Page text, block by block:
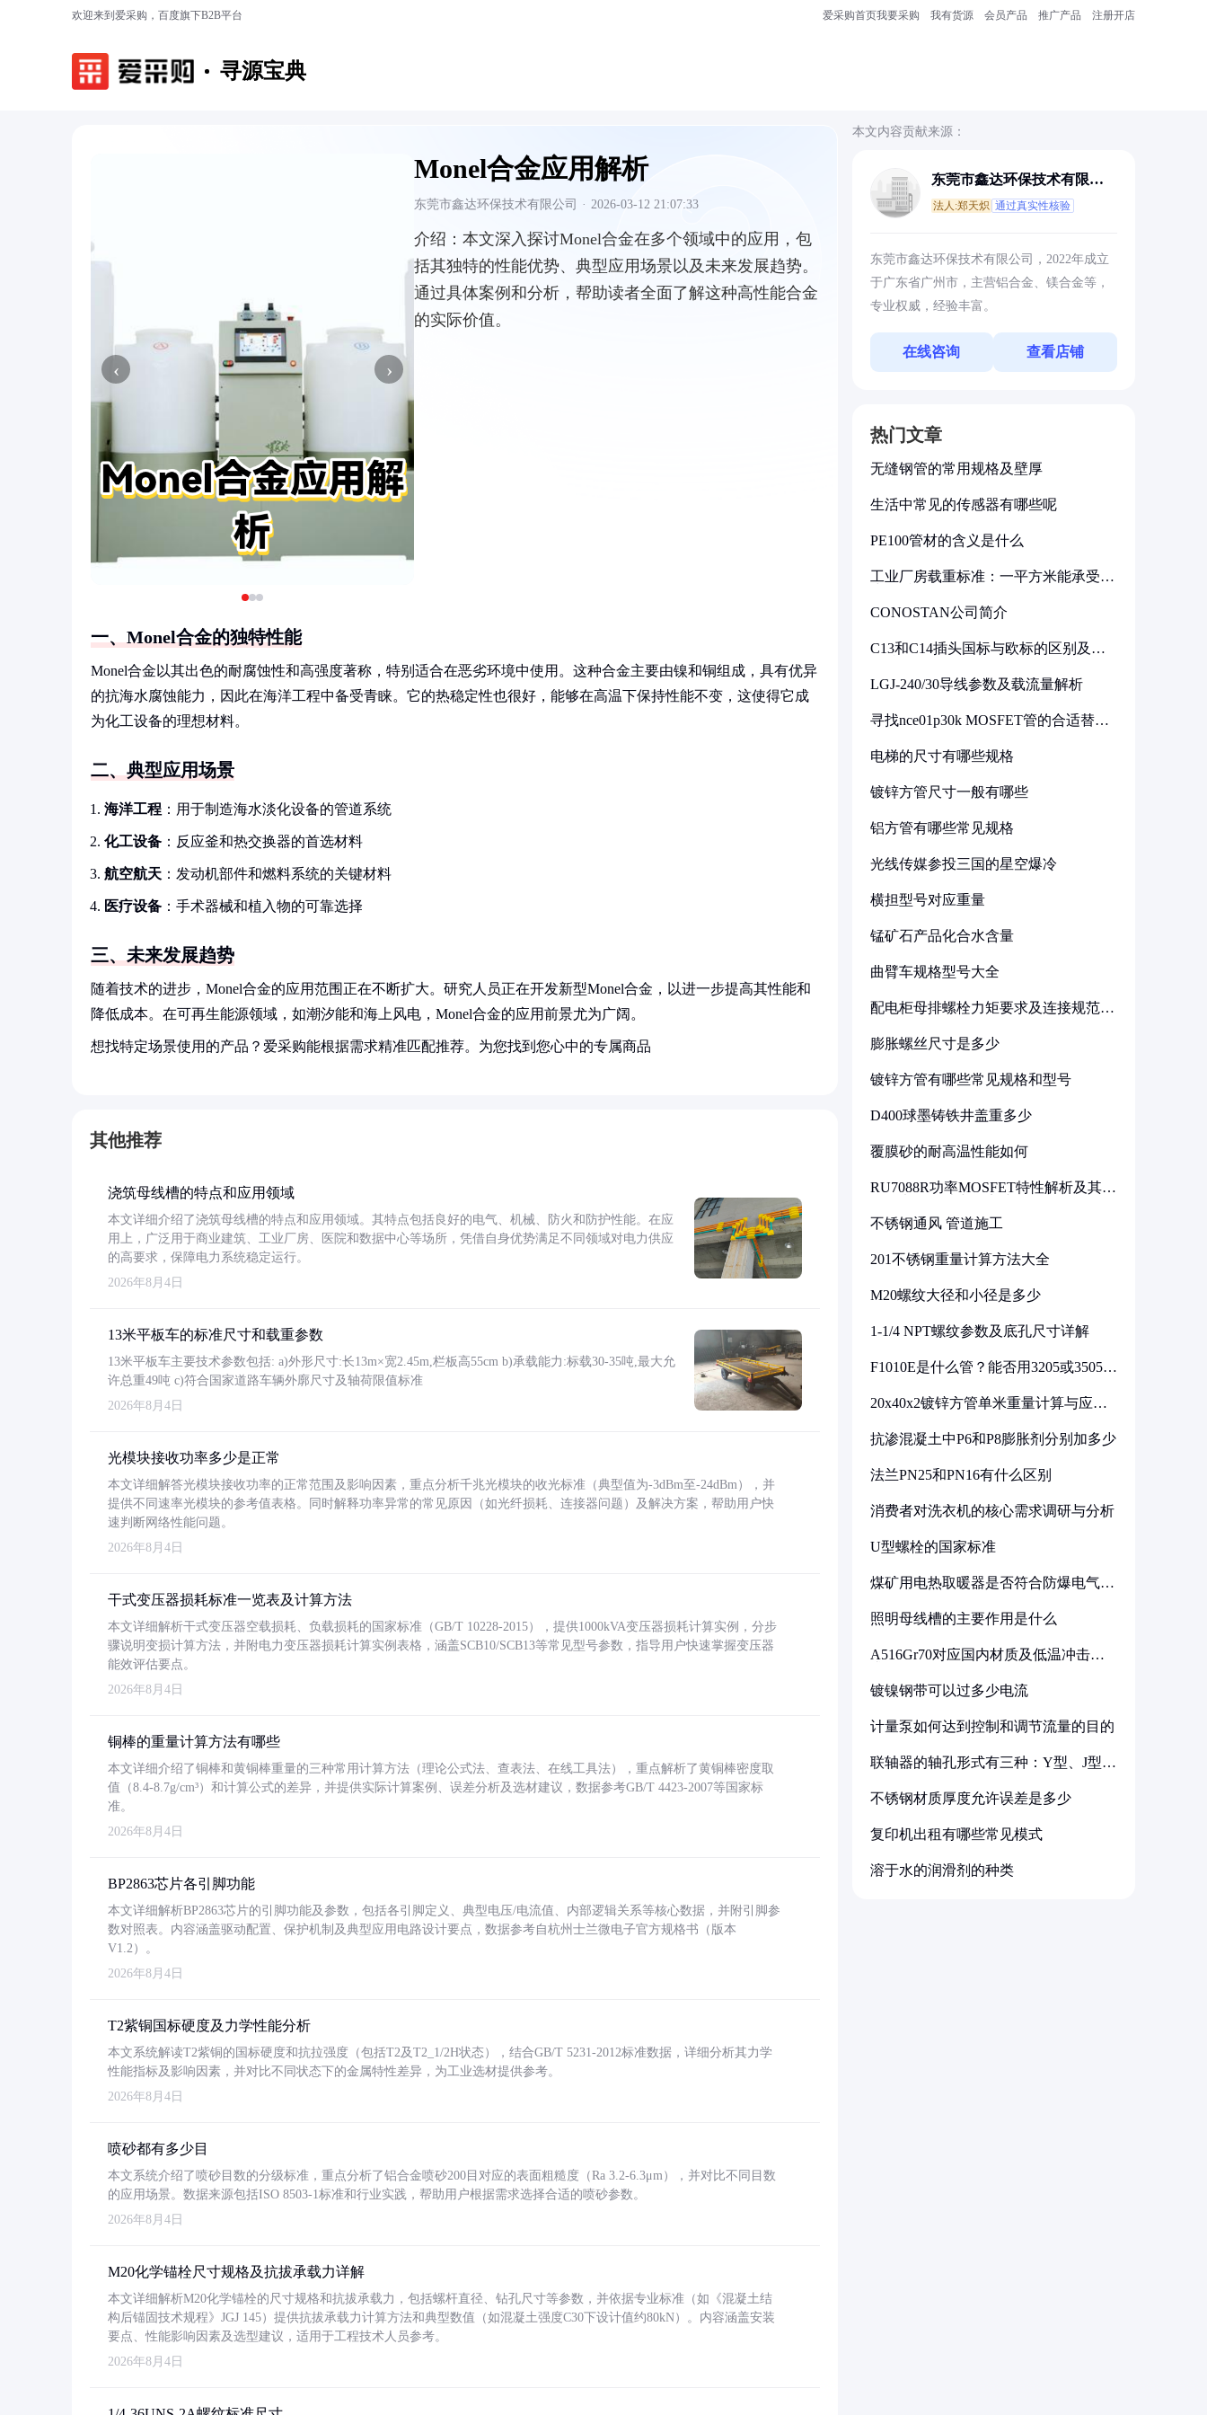
欢迎来到爱采购，百度旗下B2B平台 爱采购首页我要采购 我有货源 会员产品 推广产品 注册开店
寻源宝典
‹ ›
Monel合金应用解析
东莞市鑫达环保技术有限公司 · 2026-03-12 21:07:33
介绍： 本文深入探讨Monel合金在多个领域中的应用，包
括其独特的性能优势、典型应用场景以及未来发展趋势。
通过具体案例和分析，帮助读者全面了解这种高性能合金
的实际价值。
一、Monel合金的独特性能
Monel合金以其出色的耐腐蚀性和高强度著称，特别适合在恶劣环境中使用。这种合金主要由镍和铜组成，具有优异
的抗海水腐蚀能力，因此在海洋工程中备受青睐。它的热稳定性也很好，能够在高温下保持性能不变，这使得它成
为化工设备的理想材料。
二、典型应用场景
海洋工程 ：用于制造海水淡化设备的管道系统
化工设备 ：反应釜和热交换器的首选材料
航空航天 ：发动机部件和燃料系统的关键材料
医疗设备 ：手术器械和植入物的可靠选择
三、未来发展趋势
随着技术的进步，Monel合金的应用范围正在不断扩大。研究人员正在开发新型Monel合金，以进一步提高其性能和
降低成本。在可再生能源领域，如潮汐能和海上风电，Monel合金的应用前景尤为广阔。
想找特定场景使用的产品？爱采购能根据需求精准匹配推荐。为您找到您心中的专属商品
其他推荐
浇筑母线槽的特点和应用领域
本文详细介绍了浇筑母线槽的特点和应用领域。其特点包括良好的电气、机械、防火和防护性能。在应
用上，广泛用于商业建筑、工业厂房、医院和数据中心等场所，凭借自身优势满足不同领域对电力供应
的高要求，保障电力系统稳定运行。
2026年8月4日
13米平板车的标准尺寸和载重参数
13米平板车主要技术参数包括: a)外形尺寸:长13m×宽2.45m,栏板高55cm b)承载能力:标载30-35吨,最大允
许总重49吨 c)符合国家道路车辆外廓尺寸及轴荷限值标准
2026年8月4日
光模块接收功率多少是正常
本文详细解答光模块接收功率的正常范围及影响因素，重点分析千兆光模块的收光标准（典型值为-3dBm至-24dBm），并
提供不同速率光模块的参考值表格。同时解释功率异常的常见原因（如光纤损耗、连接器问题）及解决方案，帮助用户快
速判断网络性能问题。
2026年8月4日
干式变压器损耗标准一览表及计算方法
本文详细解析干式变压器空载损耗、负载损耗的国家标准（GB/T 10228-2015），提供1000kVA变压器损耗计算实例，分步
骤说明变损计算方法，并附电力变压器损耗计算实例表格，涵盖SCB10/SCB13等常见型号参数，指导用户快速掌握变压器
能效评估要点。
2026年8月4日
铜棒的重量计算方法有哪些
本文详细介绍了铜棒和黄铜棒重量的三种常用计算方法（理论公式法、查表法、在线工具法），重点解析了黄铜棒密度取
值（8.4-8.7g/cm³）和计算公式的差异，并提供实际计算案例、误差分析及选材建议，数据参考GB/T 4423-2007等国家标
准。
2026年8月4日
BP2863芯片各引脚功能
本文详细解析BP2863芯片的引脚功能及参数，包括各引脚定义、典型电压/电流值、内部逻辑关系等核心数据，并附引脚参
数对照表。内容涵盖驱动配置、保护机制及典型应用电路设计要点，数据参考自杭州士兰微电子官方规格书（版本
V1.2）。
2026年8月4日
T2紫铜国标硬度及力学性能分析
本文系统解读T2紫铜的国标硬度和抗拉强度（包括T2及T2_1/2H状态），结合GB/T 5231-2012标准数据，详细分析其力学
性能指标及影响因素，并对比不同状态下的金属特性差异，为工业选材提供参考。
2026年8月4日
喷砂都有多少目
本文系统介绍了喷砂目数的分级标准，重点分析了铝合金喷砂200目对应的表面粗糙度（Ra 3.2-6.3μm），并对比不同目数
的应用场景。数据来源包括ISO 8503-1标准和行业实践，帮助用户根据需求选择合适的喷砂参数。
2026年8月4日
M20化学锚栓尺寸规格及抗拔承载力详解
本文详细解析M20化学锚栓的尺寸规格和抗拔承载力，包括螺杆直径、钻孔尺寸等参数，并依据专业标准（如《混凝土结
构后锚固技术规程》JGJ 145）提供抗拔承载力计算方法和典型数值（如混凝土强度C30下设计值约80kN）。内容涵盖安装
要点、性能影响因素及选型建议，适用于工程技术人员参考。
2026年8月4日
本文内容贡献来源：
东莞市鑫达环保技术有限公
法人:郑天炽 通过真实性核验
东莞市鑫达环保技术有限公司，2022年成立
于广东省广州市，主营铝合金、镁合金等，
专业权威，经验丰富。
在线咨询 查看店铺
热门文章
无缝钢管的常用规格及壁厚
生活中常见的传感器有哪些呢
PE100管材的含义是什么
工业厂房载重标准：一平方米能承受多
CONOSTAN公司简介
C13和C14插头国标与欧标的区别及其
LGJ-240/30导线参数及载流量解析
寻找nce01p30k MOSFET管的合适替代
电梯的尺寸有哪些规格
镀锌方管尺寸一般有哪些
铝方管有哪些常见规格
光线传媒参投三国的星空爆冷
横担型号对应重量
锰矿石产品化合水含量
曲臂车规格型号大全
配电柜母排螺栓力矩要求及连接规范详
膨胀螺丝尺寸是多少
镀锌方管有哪些常见规格和型号
D400球墨铸铁井盖重多少
覆膜砂的耐高温性能如何
RU7088R功率MOSFET特性解析及其在
不锈钢通风 管道施工
201不锈钢重量计算方法大全
M20螺纹大径和小径是多少
1-1/4 NPT螺纹参数及底孔尺寸详解
F1010E是什么管？能否用3205或3505代
20x40x2镀锌方管单米重量计算与应用
抗渗混凝土中P6和P8膨胀剂分别加多少
法兰PN25和PN16有什么区别
消费者对洗衣机的核心需求调研与分析
U型螺栓的国家标准
煤矿用电热取暖器是否符合防爆电气设
照明母线槽的主要作用是什么
A516Gr70对应国内材质及低温冲击要
镀镍钢带可以过多少电流
计量泵如何达到控制和调节流量的目的
联轴器的轴孔形式有三种：Y型、J型、
不锈钢材质厚度允许误差是多少
复印机出租有哪些常见模式
溶于水的润滑剂的种类